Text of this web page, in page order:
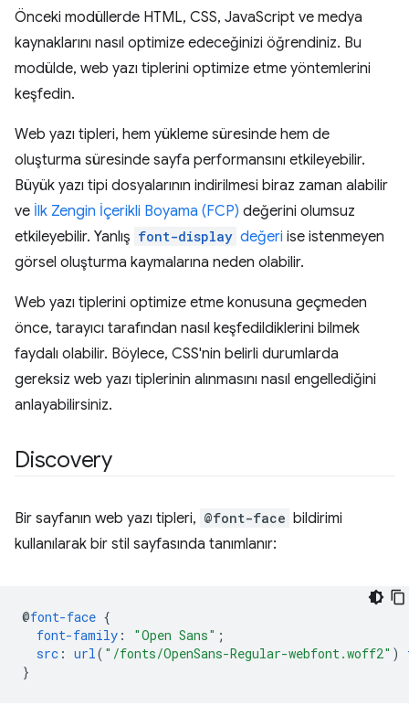
Önceki modüllerde HTML, CSS, JavaScript ve medya
kaynaklarını nasıl optimize edeceğinizi öğrendiniz. Bu
modülde, web yazı tiplerini optimize etme yöntemlerini
keşfedin.
Web yazı tipleri, hem yükleme süresinde hem de
oluşturma süresinde sayfa performansını etkileyebilir.
Büyük yazı tipi dosyalarının indirilmesi biraz zaman alabilir
ve İlk Zengin İçerikli Boyama (FCP) değerini olumsuz
etkileyebilir. Yanlış font-display değeri ise istenmeyen
görsel oluşturma kaymalarına neden olabilir.
Web yazı tiplerini optimize etme konusuna geçmeden
önce, tarayıcı tarafından nasıl keşfedildiklerini bilmek
faydalı olabilir. Böylece, CSS'nin belirli durumlarda
gereksiz web yazı tiplerinin alınmasını nasıl engellediğini
anlayabilirsiniz.
Discovery
Bir sayfanın web yazı tipleri, @font-face bildirimi
kullanılarak bir stil sayfasında tanımlanır:
@font-face {
font-family : "Open Sans" ;
src : url( "/fonts/OpenSans-Regular-webfont.woff2" )
}